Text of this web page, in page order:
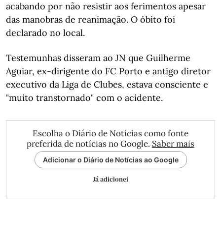
acabando por não resistir aos ferimentos apesar
das manobras de reanimação. O óbito foi
declarado no local.
Testemunhas disseram ao JN que Guilherme
Aguiar, ex-dirigente do FC Porto e antigo diretor
executivo da Liga de Clubes, estava consciente e
"muito transtornado" com o acidente.
Escolha o Diário de Notícias como fonte
preferida de notícias no Google. Saber mais
Adicionar o Diário de Notícias ao Google
Já adicionei